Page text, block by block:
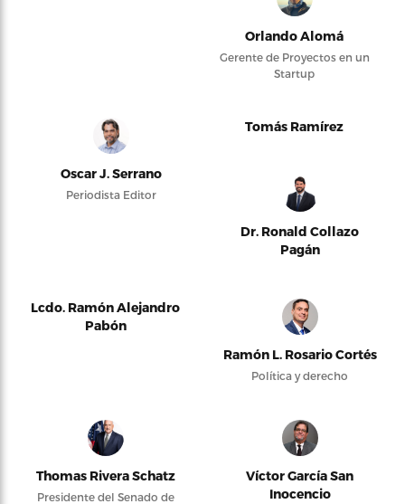
Orlando Alomá
Gerente de Proyectos en un
Startup
Oscar J. Serrano
Periodista Editor
Tomás Ramírez
Dr. Ronald Collazo
Pagán
Lcdo. Ramón Alejandro
Pabón
Ramón L. Rosario Cortés
Política y derecho
Thomas Rivera Schatz
Presidente del Senado de
Víctor García San
Inocencio